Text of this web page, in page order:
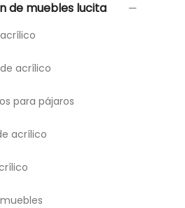
de muebles lucita
acrílico
para pájaros
acrílico